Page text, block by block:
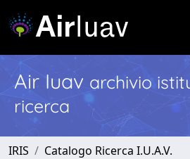
Air Iuav archivio
ricerca
IRIS
Catalogo Ricerca I.U.A.V.